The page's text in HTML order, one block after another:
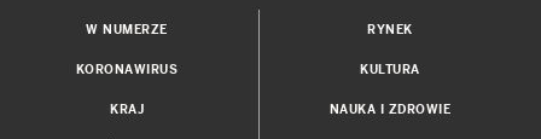
W NUMERZE
KORONAWIRUS
KRAJ
RYNEK
KULTURA
NAUKA I ZDROWIE